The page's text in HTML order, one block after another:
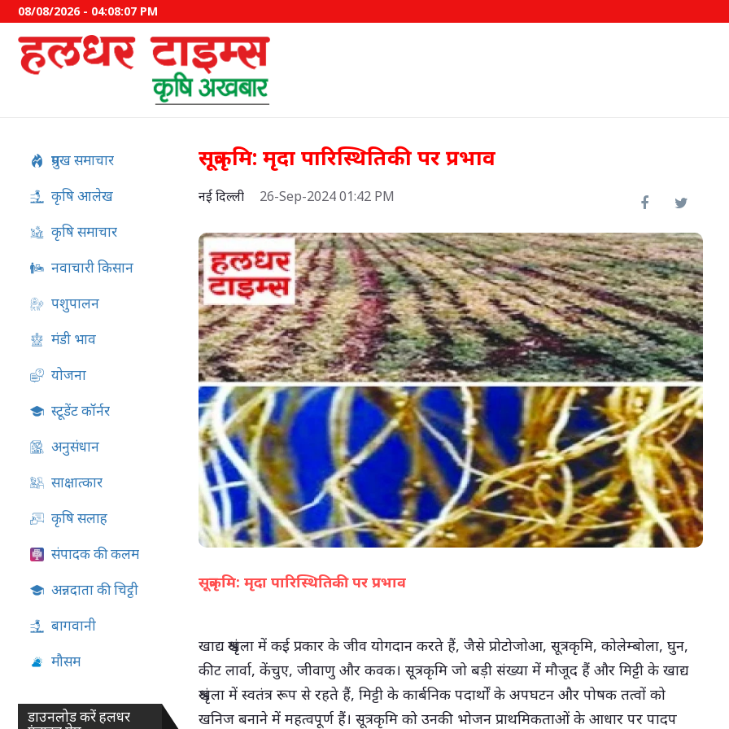
08/08/2026 - 04:08:08 PM
प्रमुख समाचार
कृषि आलेख
कृषि समाचार
नवाचारी किसान
पशुपालन
मंडी भाव
योजना
स्टूडेंट कॉर्नर
अनुसंधान
साक्षात्कार
कृषि सलाह
संपादक की कलम
अन्नदाता की चिट्ठी
बागवानी
मौसम
डाउनलोड करें हलधर
सूत्रकृमि: मृदा पारिस्थितिकी पर प्रभाव
नई दिल्ली 26-Sep-2024 01:42 PM
सूत्रकृमि: मृदा पारिस्थितिकी पर प्रभाव
खाद्य श्रृंखला में कई प्रकार के जीव योगदान करते हैं, जैसे प्रोटोजोआ, सूत्रकृमि, कोलेम्बोला, घुन,
कीट लार्वा, केंचुए, जीवाणु और कवक। सूत्रकृमि जो बड़ी संख्या में मौजूद हैं और मिट्टी के खाद्य
श्रृंखला में स्वतंत्र रूप से रहते हैं, मिट्टी के कार्बनिक पदार्थों के अपघटन और पोषक तत्वों को
खनिज बनाने में महत्वपूर्ण हैं। सूत्रकृमि को उनकी भोजन प्राथमिकताओं के आधार पर पादप
अफ्रीकी स्वाइन फीवर का स्वदेशी टीका
विकसित
07-Aug-2026 05:13 PM
इफको-एमसी ने बाजार उतारे दो नए
उत्पाद
07-Aug-2026 05:02 PM